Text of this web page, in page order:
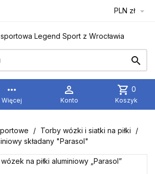
PLN zł 

more_horiz
Więcej

Konto
shopping_cart 0
Koszyk
Torby wózki i siatki na piłki
składany "Parasol"